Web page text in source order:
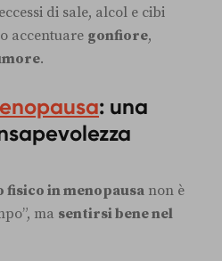
di sale, alcol e cibi
accentuare gonfiore,
.
: una
fisico in menopausa non è
ma sentirsi bene nel